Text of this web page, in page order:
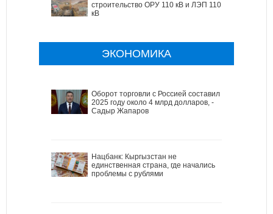
строительство ОРУ 110 кВ и ЛЭП 110
кВ
ЭКОНОМИКА
Оборот торговли с Россией составил в
2025 году около 4 млрд долларов, -
Садыр Жапаров
Нацбанк: Кыргызстан не
единственная страна, где начались
проблемы с рублями